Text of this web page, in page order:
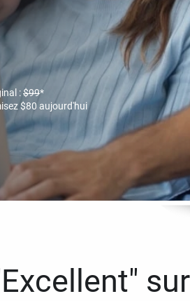
:$99*
$80 aujourd'hui